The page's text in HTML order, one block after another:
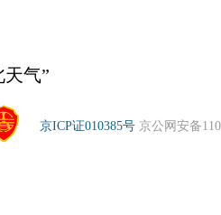
气”
京ICP证010385号 京公网安备